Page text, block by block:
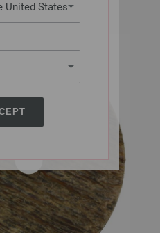
United States